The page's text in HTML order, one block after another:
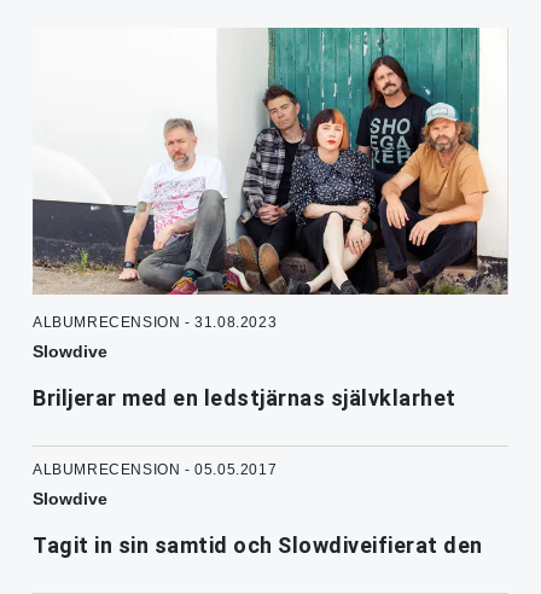
ALBUMRECENSION - 31.08.2023
Slowdive
Briljerar med en ledstjärnas självklarhet
ALBUMRECENSION - 05.05.2017
Slowdive
Tagit in sin samtid och Slowdiveifierat den